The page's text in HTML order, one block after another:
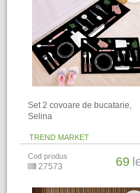
​Set 2 covoare de bucatarie,
Selina
TREND MARKET
Cod produs
27573 69